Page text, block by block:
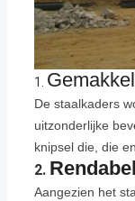
1.
De staalkaders
uitzonderlijke
knipsel die, die
2. Rendabel
Aangezien het